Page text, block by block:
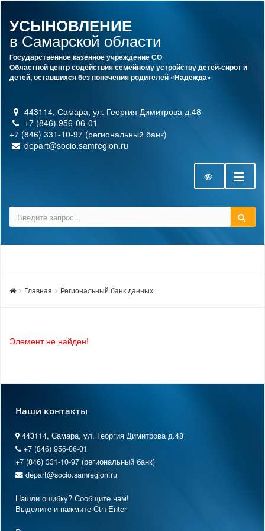
УСЫНОВЛЕНИЕ
в Самарской области
Государственное казённое учреждение СО
Областной центр содействия семейному устройству детей-сирот и
детей, оставшихся без попечения родителей «Надежда»
443114, Самара, ул. Георгия Димитрова д.48
+7 (846) 956-06-01
+7 (846) 331-10-97 (региональный банк)
depart@socio.samregion.ru
Главная Региональный банк данных
Элемент не найден!
Наши контакты
443114, Самара, ул. Георгия Димитрова д.48
+7 (846) 956-06-01
+7 (846) 331-10-97 (региональный банк)
depart@socio.samregion.ru
Нашли ошибку? Сообщите нам!
Выделите и нажмите Ctr+Enter